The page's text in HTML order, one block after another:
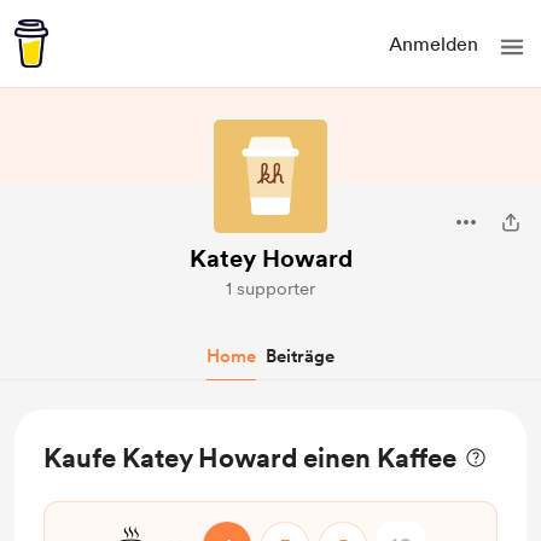
Anmelden
Katey Howard
1 supporter
Home Beiträge
Kaufe Katey Howard einen Kaffee